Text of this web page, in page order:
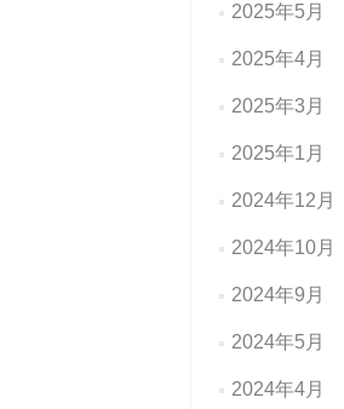
2025年5月
2025年4月
2025年3月
2025年1月
2024年12月
2024年10月
2024年9月
2024年5月
2024年4月